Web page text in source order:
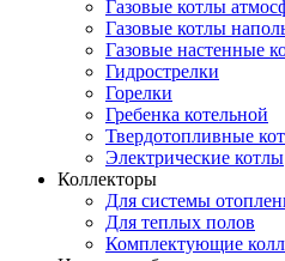
Газовые котлы
Газовые котлы
Газовые настенные
Гидрострелки
Горелки
Гребенка котельной
Твердотопливные
Электрические котлы
Коллекторы
Для системы
Для теплых полов
Комплектующие